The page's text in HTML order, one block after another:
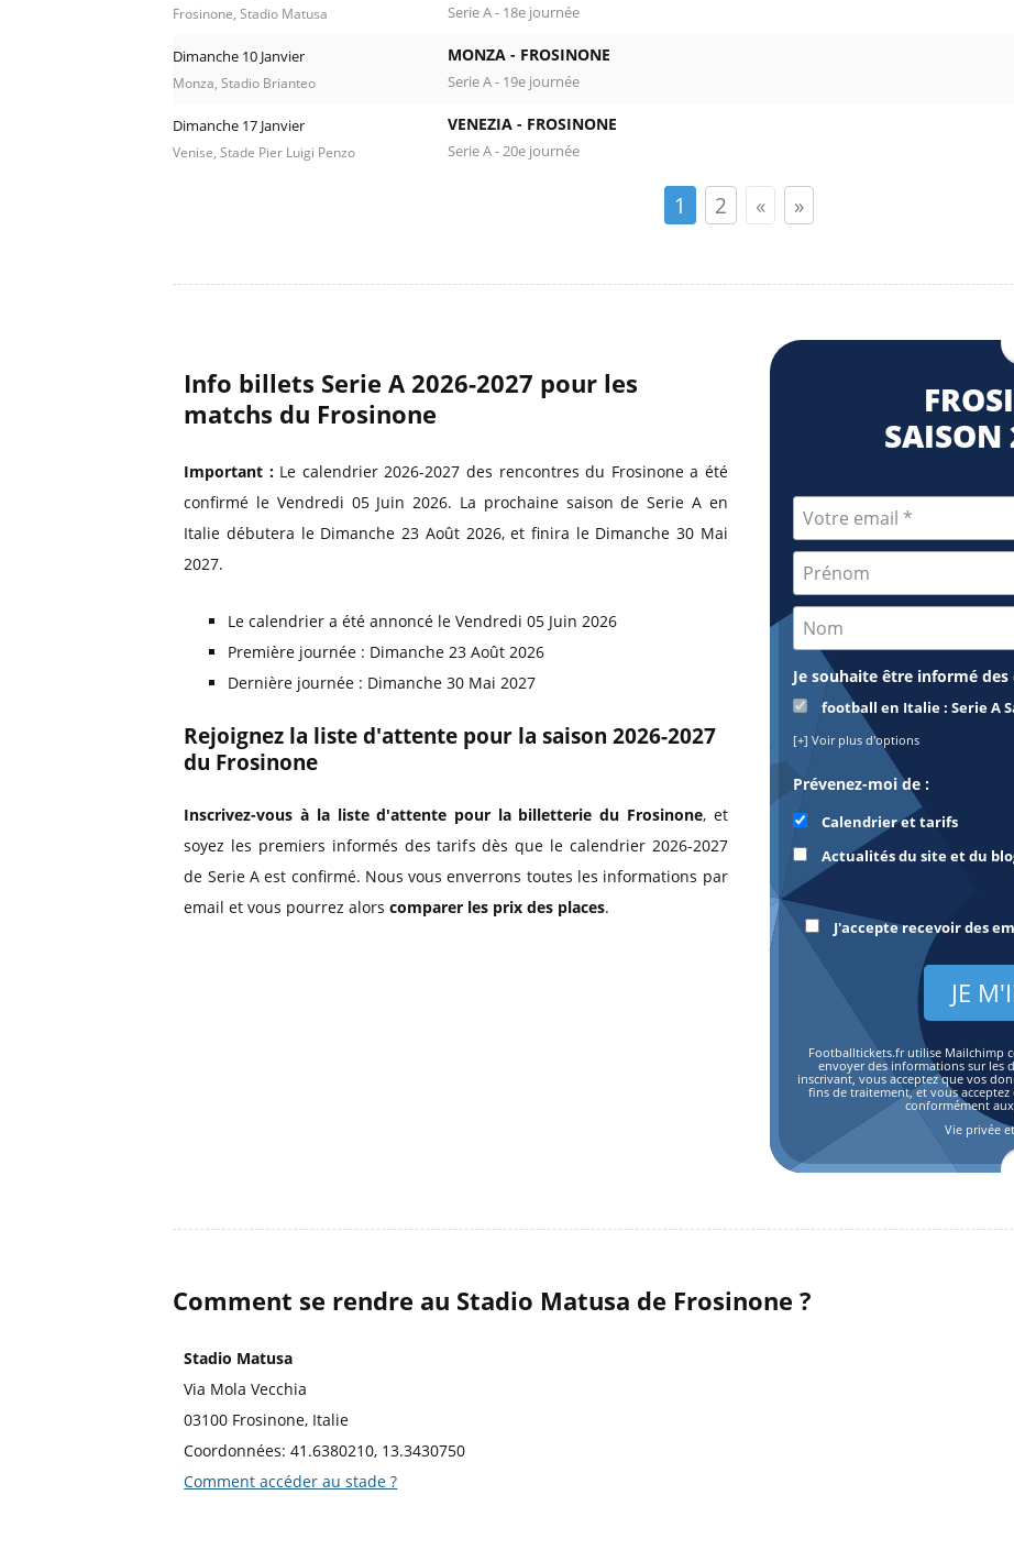
Frosinone, Stadio Matusa Serie A - 18e journée
Dimanche 10 Janvier
Monza, Stadio Brianteo
MONZA - FROSINONE
Serie A - 19e journée
Dimanche 17 Janvier
Venise, Stade Pier Luigi Penzo
VENEZIA - FROSINONE
Serie A - 20e journée
1 2 « »
Info billets Serie A 2026-2027 pour les
matchs du Frosinone
Important :Le calendrier 2026-2027 des rencontres du Frosinone a été
confirmé le Vendredi 05 Juin 2026. La prochaine saison de Serie A en
Italie débutera le Dimanche 23 Août 2026, et finira le Dimanche 30 Mai
2027.
Le calendrier a été annoncé le Vendredi 05 Juin 2026
Première journée : Dimanche 23 Août 2026
Dernière journée : Dimanche 30 Mai 2027
Rejoignez la liste d'attente pour la saison 2026-2027
du Frosinone
Inscrivez-vous à la liste d'attente pour la billetterie du Frosinone, et
soyez les premiers informés des tarifs dès que le calendrier 2026-2027
de Serie A est confirmé. Nous vous enverrons toutes les informations par
email et vous pourrez alorscomparer les prix des places.
SAISON
Je souhaite être informé des
football en Italie : Serie A
[+] Voir plus d'options
Prévenez-moi de :
Calendrier et tarifs
Actualités du site et du
J'accepte recevoir des
Footballtickets.fr utilise Mailchimp
envoyer des informations sur les
inscrivant, vous acceptez que vos
fins de traitement, et vous
conformément
Vie privée
Comment se rendre au Stadio Matusa de Frosinone ?
Stadio Matusa
Via Mola Vecchia
03100 Frosinone, Italie
Coordonnées: 41.6380210, 13.3430750
Comment accéder au stade ?